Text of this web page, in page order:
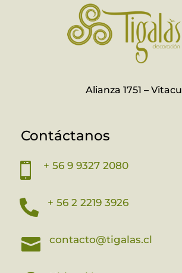
Alianza 1751 –
Contáctanos
 + 56 9 9327 2080
 + 56 2 2219 3926
 contacto@tigalas.cl